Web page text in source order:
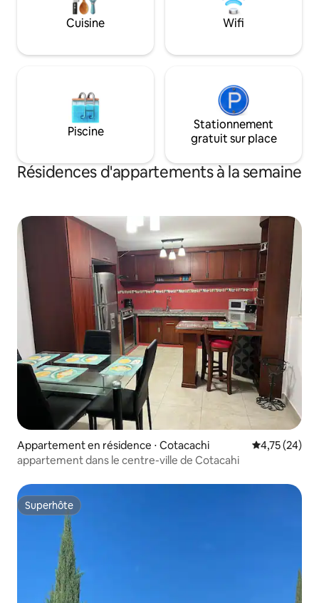
Cuisine Wifi
Piscine
Stationnement
gratuit sur place
Résidences d'appartements à la semaine
Appartement en résidence ⋅ Cotacachi Évaluation
4,75 (24)
appartement dans le centre-ville de Cotacahi
Superhôte
Superhôte